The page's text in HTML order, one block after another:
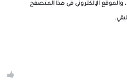
والموقع الإلكتروني في هذا المتصفح